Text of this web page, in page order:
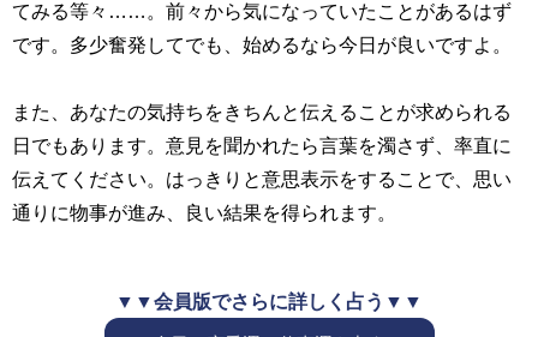
てみる等々……。前々から気になっていたことがあるはず
です。多少奮発してでも、始めるなら今日が良いですよ。
また、あなたの気持ちをきちんと伝えることが求められる
日でもあります。意見を聞かれたら言葉を濁さず、率直に
伝えてください。はっきりと意思表示をすることで、思い
通りに物事が進み、良い結果を得られます。
▼▼会員版でさらに詳しく占う▼▼